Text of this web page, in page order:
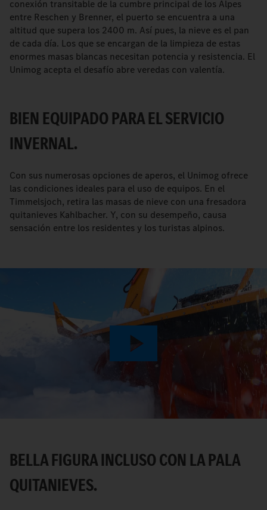
conexión transitable de la cumbre principal de los Alpes
entre Reschen y Brenner, el puerto se encuentra a una
altitud que supera los 2400 m. Así pues, la nieve es el pan
de cada día. Los que se encargan de la limpieza de estas
enormes masas blancas necesitan potencia y resistencia. El
Unimog acepta el desafío abre veredas con valentía.
BIEN EQUIPADO PARA EL SERVICIO
INVERNAL.
Con sus numerosas opciones de aperos, el Unimog ofrece
las condiciones ideales para el uso de equipos. En el
Timmelsjoch, retira las masas de nieve con una fresadora
quitanieves Kahlbacher. Y, con su desempeño, causa
sensación entre los residentes y los turistas alpinos.
Play
Video
BELLA FIGURA INCLUSO CON LA PALA
QUITANIEVES.